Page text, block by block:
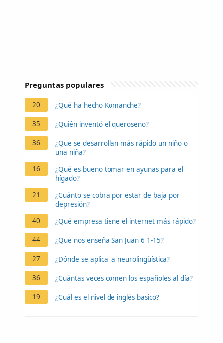
Preguntas populares
20 ¿Qué ha hecho Komanche?
35 ¿Quién inventó el queroseno?
36
¿Que se desarrollan más rápido un niño o
una niña?
16
¿Qué es bueno tomar en ayunas para el
hígado?
21
¿Cuánto se cobra por estar de baja por
depresión?
40
¿Qué empresa tiene el internet más rápido?
44 ¿Que nos enseña San Juan 6 1-15?
27 ¿Dónde se aplica la neurolingüística?
36 ¿Cuántas veces comen los españoles al día?
19 ¿Cuál es el nivel de inglés basico?